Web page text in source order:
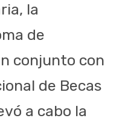
la
de
conjunto con
de Becas
a cabo la